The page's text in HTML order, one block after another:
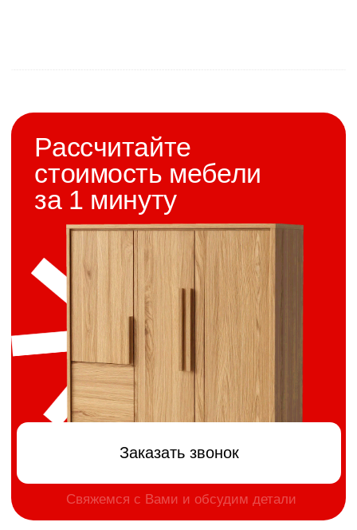
5. Доставка и монтаж под ключ
Доставляем в согласованное время и
выполняем установку за 1–3 дня (условия
доставки).
Все работы по монтажу включены в
стоимость:
Врезка мойки и варочной панели.
Подключение техники.
Регулировка фасадов и механизмов.
Уборка после установки.
Платите один раз — и получаете готовый
результат под ключ, без скрытых доплат.
Ответили на частые
вопросы